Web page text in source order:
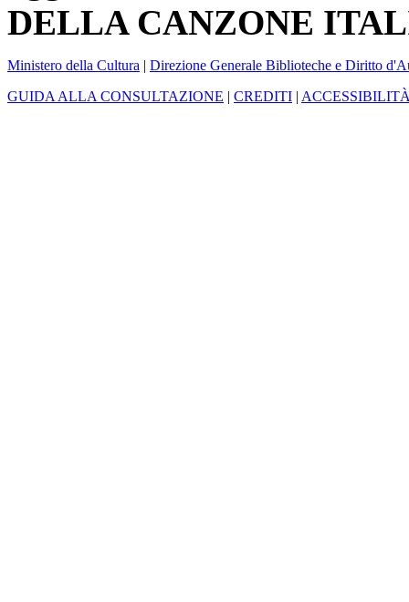
DELLA CANZONE
Ministero della Cultura | Direzione Generale Biblioteche e Diritto
GUIDA ALLA CONSULTAZIONE | CREDITI |